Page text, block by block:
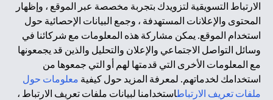
الارتباط التسويقية لتزويدك بتجربة مخصصة عبر الموقع ، وإظهار
المحتوى والإعلانات المستهدفة ، وجمع البيانات الإحصائية حول
استخدام الموقع. يمكن مشاركة هذه المعلومات مع شركائنا في
وسائل التواصل الاجتماعي والإعلان والتحليل والذين قد يجمعونها
مع المعلومات الأخرى التي قدمتها لهم أو التي جمعوها من
استخدامك لخدماتهم. لمعرفة المزيد حول كيفية معلومات حول
ملفات تعريف الارتباطاستخدامنا لبيانات ملفات تعريف الارتباط ،
الإمارات في دبي، و CN-1002019 لفرع أبوظبي. هاتف: 4000 311 04.
فرع سيتي بنك إن إيه - الإمارات العربية المتحدة مرخص من مصرف
الإمارات العربية المتحدة المركزي كفرع لبنك أجنبي.
سيتي بنك إن إيه الإمارات العربية المتحدة مرخص من هيئة الأوراق المالية
والسلع في الإمارات العربية المتحدة ("SCA") للقيام بالنشاط المالي لـ أ)
الاستشارات المالية والتعريف والترويج بموجب ترخيص رقم
20200000097 ب) وسيط تداول في الأسواق الدولية بموجب ترخيص